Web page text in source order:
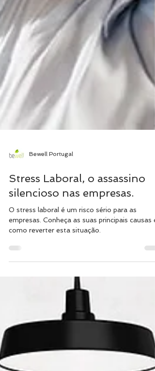
Stress Laboral, o assassino
silencioso nas empresas.
O stress laboral é um risco sério para as
empresas. Conheça as suas principais causas e
como reverter esta situação.